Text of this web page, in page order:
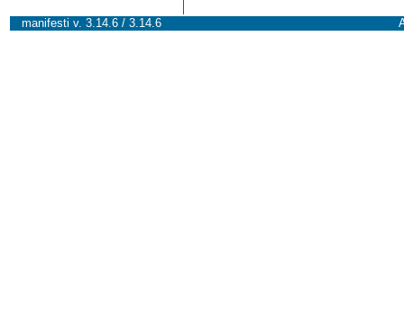
manifesti v. 3.14.6 / 3.14.6